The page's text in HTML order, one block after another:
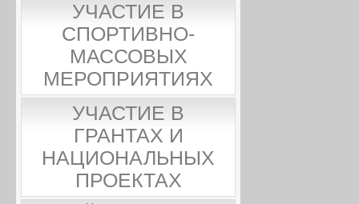
УЧАСТИЕ В
СПОРТИВНО-
МАССОВЫХ
МЕРОПРИЯТИЯХ
УЧАСТИЕ В
ГРАНТАХ И
НАЦИОНАЛЬНЫХ
ПРОЕКТАХ